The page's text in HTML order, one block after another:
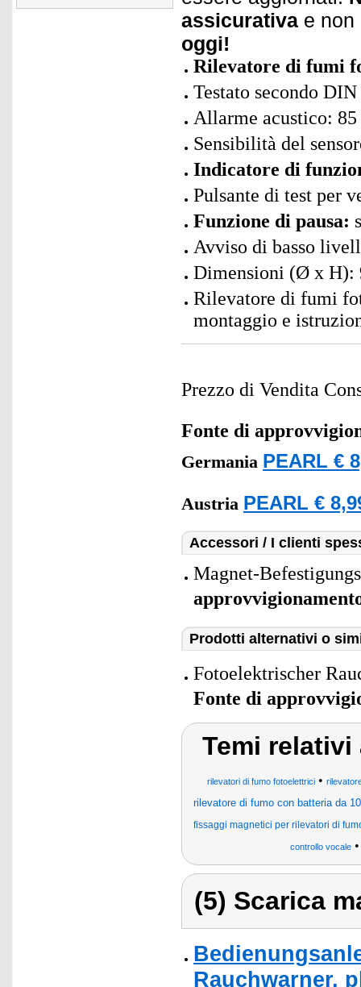
assicurativa e
oggi!
Rilevatore di fumi
Testato secondo
Allarme acustico:
Sensibilità del
Indicatore di
Pulsante di test per
Funzione di pausa:
Avviso di basso
Dimensioni (Ø x H):
Rilevatore di fumi
montaggio e
Prezzo di Vendita
Fonte di
Germania PEARL €
Austria PEARL €
Accessori / I clienti
Magnet-
Prodotti alternativi o
Fotoelektrischer
Fonte di
Temi relativi
rilevatori di fumo fotoelettrici•
rilevatore di fumo con batteria da
fissaggi magnetici per rilevatori di
controllo vocale
(5) Scarica
Rauchwarner,